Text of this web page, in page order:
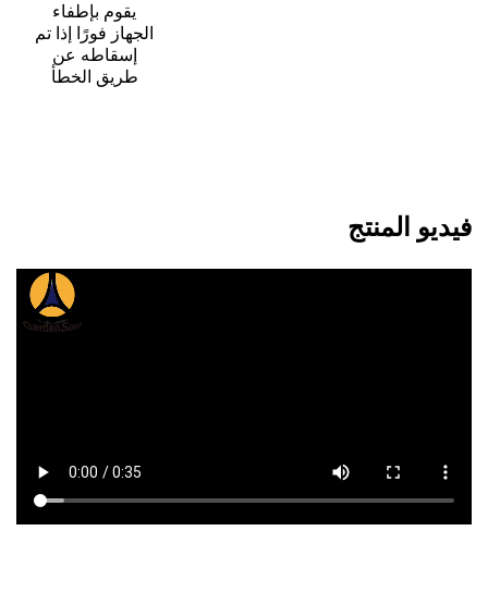
يقوم بإطفاء
الجهاز فورًا إذا تم
إسقاطه عن
طريق الخطأ
فيديو المنتج